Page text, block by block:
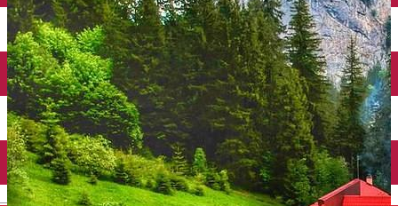
English
Închirieri auto
Închirieri de biciclete